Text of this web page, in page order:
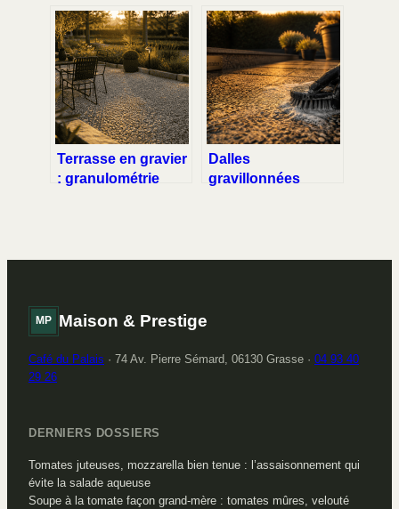
produits, services
et alternatives pour
bien choisir
choisir, installer et
entretenir son
équipement
Terrasse en gravier
: granulométrie
Dalles
gravillonnées
sans abîmer les
MP Maison & Prestige
Café du Palais · 74 Av. Pierre Sémard, 06130 Grasse · 04 93 40
29 26
DERNIERS DOSSIERS
Tomates juteuses, mozzarella bien tenue : l’assaisonnement qui
évite la salade aqueuse
Soupe à la tomate façon grand-mère : tomates mûres, velouté